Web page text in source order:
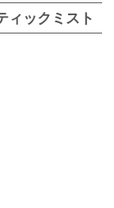
ィックミスト